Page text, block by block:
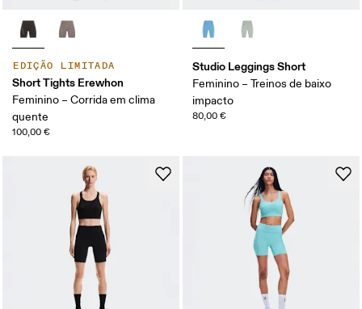
EDIÇÃO LIMITADA
Short Tights Erewhon
Feminino – Corrida em clima
quente
100,00 €
Studio Leggings Short
Feminino – Treinos de baixo
impacto
80,00 €